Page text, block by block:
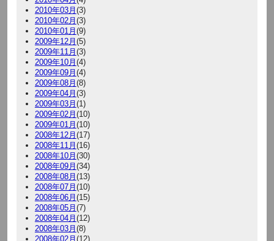
2010年03月 (3)
2010年02月 (3)
2010年01月 (9)
2009年12月 (5)
2009年11月 (3)
2009年10月 (4)
2009年09月 (4)
2009年08月 (8)
2009年04月 (3)
2009年03月 (1)
2009年02月 (10)
2009年01月 (10)
2008年12月 (17)
2008年11月 (16)
2008年10月 (30)
2008年09月 (34)
2008年08月 (13)
2008年07月 (10)
2008年06月 (15)
2008年05月 (7)
2008年04月 (12)
2008年03月 (8)
2008年02月 (12)